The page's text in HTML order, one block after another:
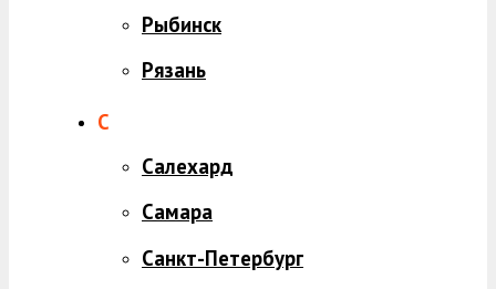
Рыбинск
Рязань
С
Салехард
Самара
Санкт-Петербург